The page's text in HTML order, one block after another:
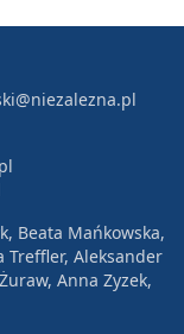
Beata Mańkowska,
Treffler, Aleksander
Anna Zyzek,